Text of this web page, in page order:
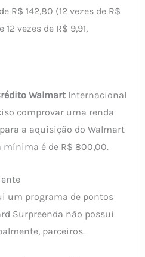
R$ 142,80 (12 vezes de R$
12 vezes de R$ 9,91,
WalmartInternacional
comprovar uma renda
a aquisição do Walmart
mínima é de R$ 800,00.
um programa de pontos
Surpreenda não possui
parceiros.